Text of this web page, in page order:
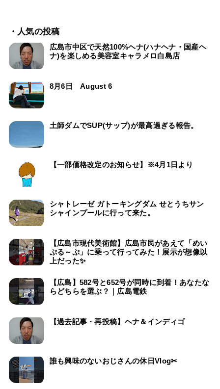
・人気の投稿
広島市中区で天然100%ヘナ(ハナヘナ・国産ヘ
ナ)を楽しめる美容室キャラメロ白島店
8月6日 August 6
土師ダムでSUP(サップ)が最高過ぎる報告。
【一部価格改定のお知らせ】※4月1日より
シャトレーゼ ガトーキングダム せとうちサン
シャインプールに行って来た。
【広島市現代美術館】広島市民があえて「めい
ぷる～ぷ」に乗って行ってみた！展示が想像以
上だった✨
【広島】582号と652号が同時に到着！あなたな
らどちらを選ぶ？｜広島電鉄
【過去記事・再投稿】ヘナ＆インディゴ
誰も興味のないおじさんの休日Vlog✂